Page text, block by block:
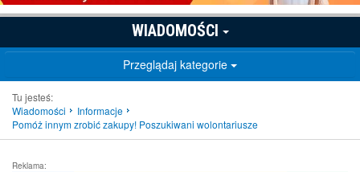
WIADOMOŚCI
Przeglądaj kategorie
Tu jesteś:
Wiadomości
Informacje
Pomóż innym zrobić zakupy! Poszukiwani wolontariusze
Reklama: